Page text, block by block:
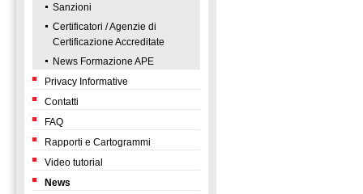
Sanzioni
Certificatori / Agenzie di
Certificazione Accreditate
News Formazione APE
Privacy Informative
Contatti
FAQ
Rapporti e Cartogrammi
Video tutorial
News